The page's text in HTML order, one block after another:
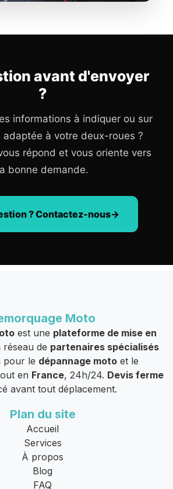
avant d'envoyer
?
informations à indiquer ou sur
adaptée à votre deux-roues ?
répond et vous oriente vers
bonne demande.
? Contactez-nous
Moto
est une plateforme de mise en
de partenaires spécialisés
pour le dépannage moto et le
en France, 24h/24. Devis ferme
avant tout déplacement.
Plan du site
Accueil
Services
À propos
Blog
FAQ